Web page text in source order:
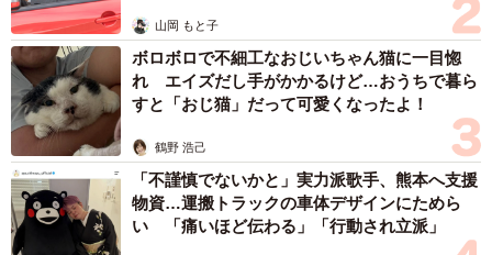
山岡 もと子
ボロボロで不細工なおじいちゃん猫に一目惚
れ エイズだし手がかかるけど…おうちで暮ら
すと「おじ猫」だって可愛くなったよ！
鶴野 浩己
「不謹慎でないかと」実力派歌手、熊本へ支援
物資…運搬トラックの車体デザインにためら
い 「痛いほど伝わる」「行動され立派」